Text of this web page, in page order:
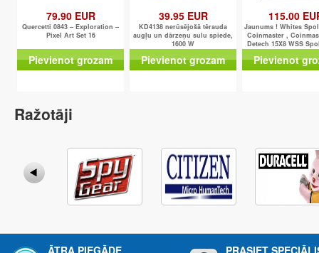
79.90 EUR
Quercetti 0843 – Exploration –
Pixel Art Set 16
Pievienot grozam
39.95 EUR
KD4138 nerūsējošā tērauda
augļu un dārzeņu sulu spiede,
1600 W
Pievienot grozam
115.00
Jaunums ! Whites
Coinmaster ,
Detech 15X8 WSS
Vietas)
Pievienot
Ražotāji
ĀTRA PIEGĀDE PRASIET